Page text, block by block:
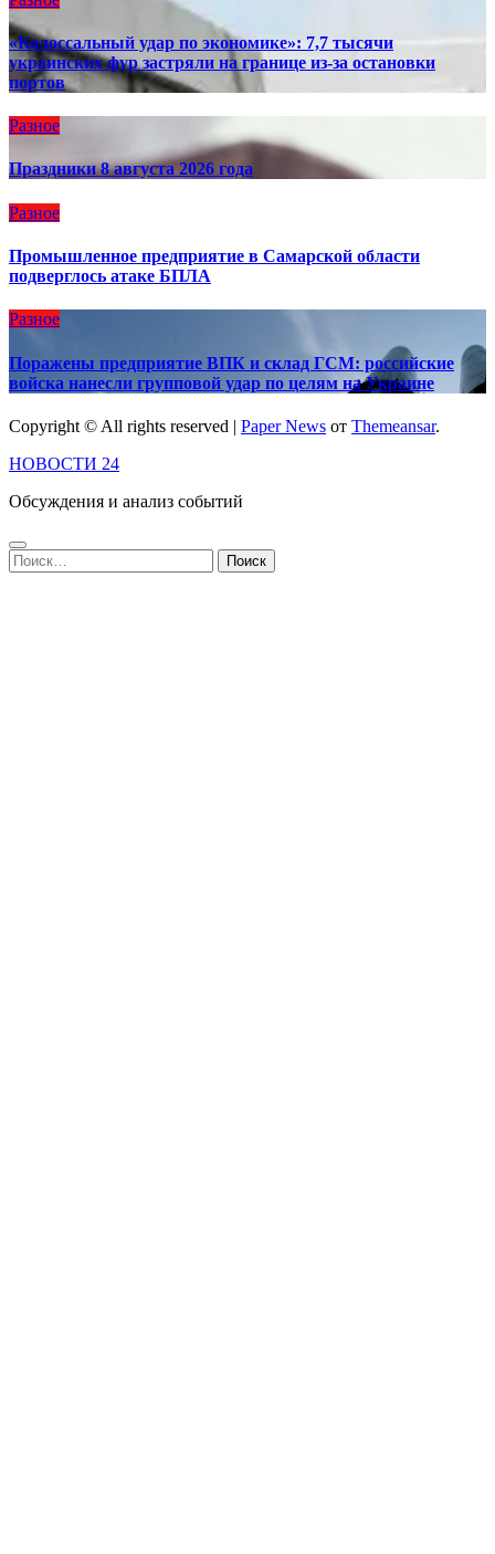
«Колоссальный удар по экономике»: 7,7 тысячи
украинских фур застряли на границе из-за остановки
портов
Разное
Праздники 8 августа 2026 года
Разное
Промышленное предприятие в Самарской области
подверглось атаке БПЛА
Разное
Поражены предприятие ВПК и склад ГСМ: российские
войска нанесли групповой удар по целям на Украине
Copyright © All rights reserved | Paper News от Themeansar.
НОВОСТИ 24
Обсуждения и анализ событий
Найти: